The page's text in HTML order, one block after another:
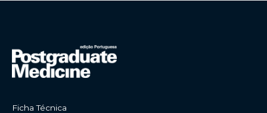
Ficha Técnica